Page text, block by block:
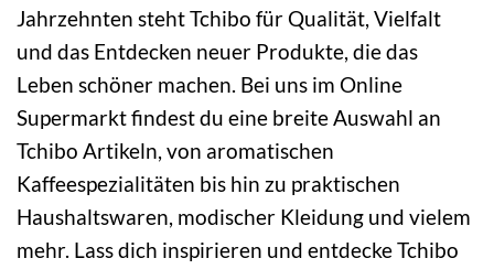
Jahrzehnten steht Tchibo für Qualität, Vielfalt
und das Entdecken neuer Produkte, die das
Leben schöner machen. Bei uns im Online
Supermarkt findest du eine breite Auswahl an
Tchibo Artikeln, von aromatischen
Kaffeespezialitäten bis hin zu praktischen
Haushaltswaren, modischer Kleidung und vielem
mehr. Lass dich inspirieren und entdecke Tchibo